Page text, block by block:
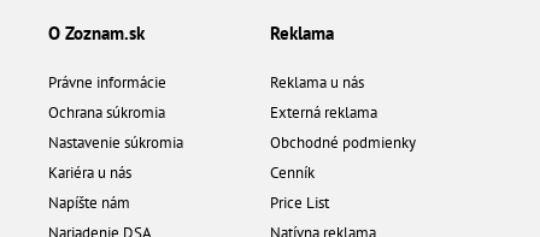
O Zoznam.sk
Právne informácie
Ochrana súkromia
Nastavenie súkromia
Kariéra u nás
Napíšte nám
Nariadenie DSA
Reklama
Reklama u nás
Externá reklama
Obchodné podmienky
Cenník
Price List
Natívna reklama